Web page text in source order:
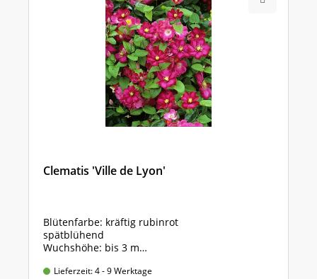
Clematis 'Ville de Lyon'
Blütenfarbe: kräftig rubinrot
spätblühend
Wuchshöhe: bis 3 m
Lieferzeit: 4 - 9 Werktage